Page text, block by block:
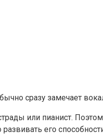
сразу замечает
или пианист.
развивать его